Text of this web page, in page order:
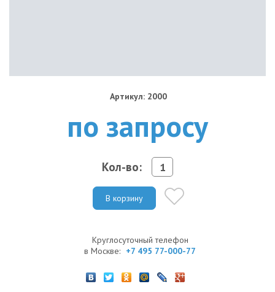
Артикул: 2000
по запросу
Кол-во:
В корзину
Круглосуточный телефон
в Москве: +7 495 77-000-77